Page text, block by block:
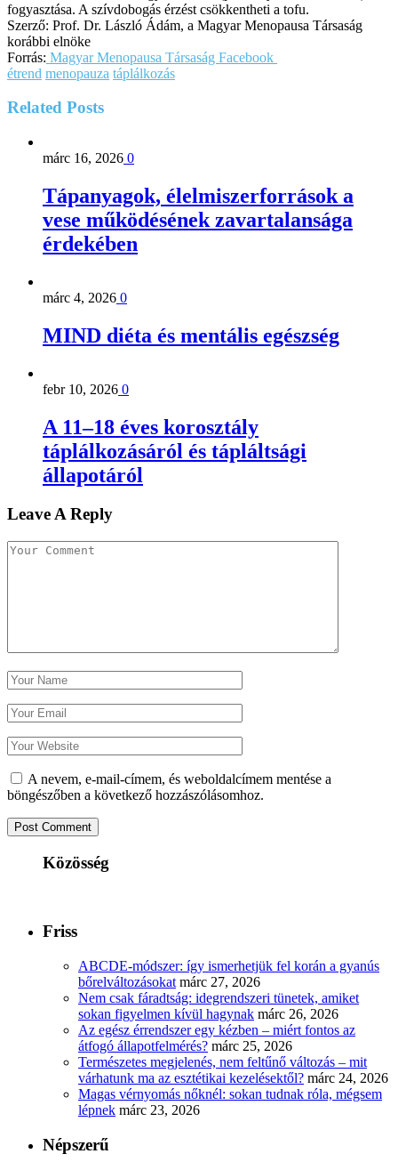
fogyasztása. A szívdobogás érzést csökkentheti a tofu.
Szerző: Prof. Dr. László Ádám, a Magyar Menopausa Társaság
korábbi elnöke
Forrás: Magyar Menopausa Társaság Facebook
étrend menopauza táplálkozás
Related Posts
márc 16, 2026 0
Tápanyagok, élelmiszerforrások a
vese működésének zavartalansága
érdekében
márc 4, 2026 0
MIND diéta és mentális egészség
febr 10, 2026 0
A 11–18 éves korosztály
táplálkozásáról és tápláltsági
állapotáról
Leave A Reply
A nevem, e-mail-címem, és weboldalcímem mentése a
böngészőben a következő hozzászólásomhoz.
Közösség
Friss
ABCDE‑módszer: így ismerhetjük fel korán a gyanús
bőrelváltozásokat márc 27, 2026
Nem csak fáradtság: idegrendszeri tünetek, amiket
sokan figyelmen kívül hagynak márc 26, 2026
Az egész érrendszer egy kézben – miért fontos az
átfogó állapotfelmérés? márc 25, 2026
Természetes megjelenés, nem feltűnő változás – mit
várhatunk ma az esztétikai kezelésektől? márc 24, 2026
Magas vérnyomás nőknél: sokan tudnak róla, mégsem
lépnek márc 23, 2026
Népszerű